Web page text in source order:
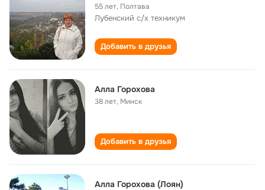
55 лет, Полтава
Лубенский с/х техникум
Добавить в друзья
Алла Горохова
38 лет, Минск
Добавить в друзья
Алла Горохова (Лоян)